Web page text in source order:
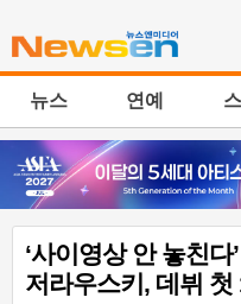
뉴스 연예
‘사이영상 안 놓친다
저라우스키, 데뷔 첫